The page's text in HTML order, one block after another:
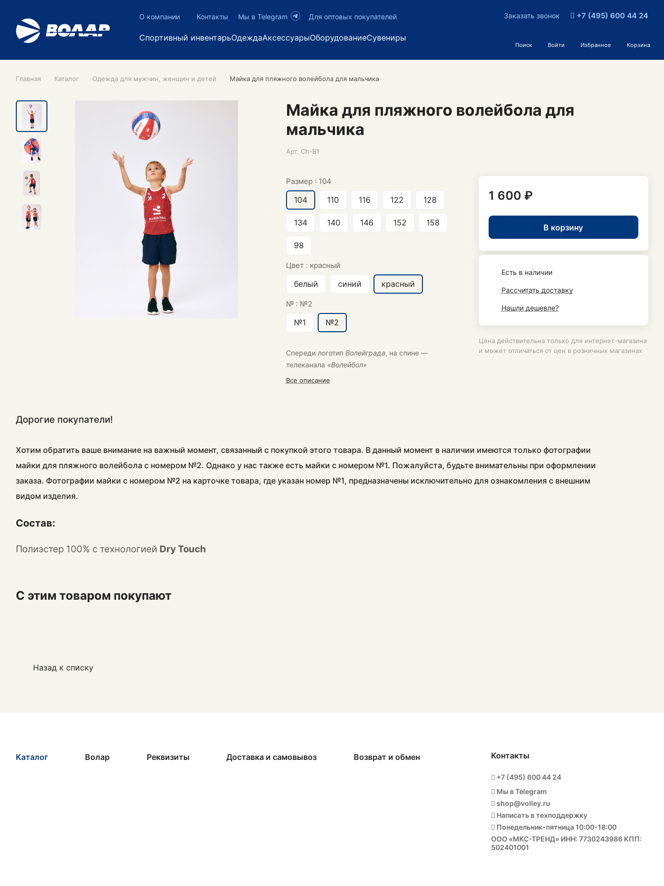
О компании Контакты Мы в Telegram Для оптовых покупателей
Спортивный инвентарьОдеждаАксессуарыОборудованиеСувениры
Заказать звонок +7 (495) 600 44 24
Поиск Войти Избранное Корзина
Главная Каталог Одежда для мужчин, женщин и детей Майка для пляжного волейбола для мальчика
Майка для пляжного волейбола для
мальчика
Арт. Ch-B1
Размер : 104
104 110 116 122 128
134 140 146 152 158
98
Цвет : красный
белый синий красный
№ : №2
№1 №2
Спереди логотип Волейграда, на спине —
телеканала «Волейбол»
Все описание
1 600 ₽
В корзину
Есть в наличии
Рассчитать доставку
Нашли дешевле?
Цена действительна только для интернет-магазина
и может отличаться от цен в розничных магазинах
Дорогие покупатели!
Хотим обратить ваше внимание на важный момент, связанный с покупкой этого товара. В данный момент в наличии имеются только фотографии
майки для пляжного волейбола с номером №2. Однако у нас также есть майки с номером №1. Пожалуйста, будьте внимательны при оформлении
заказа. Фотографии майки с номером №2 на карточке товара, где указан номер №1, предназначены исключительно для ознакомления с внешним
видом изделия.
Состав:
Полиэстер 100% с технологией Dry Touch
С этим товаром покупают
Назад к списку
Каталог Волар Реквизиты Доставка и самовывоз Возврат и обмен Контакты
+7 (495) 600 44 24
Мы в Telegram
shop@volley.ru
Написать в техподдержку
Понедельник-пятница 10:00-18:00
ООО «МКС-ТРЕНД» ИНН: 7730243986 КПП:
502401001